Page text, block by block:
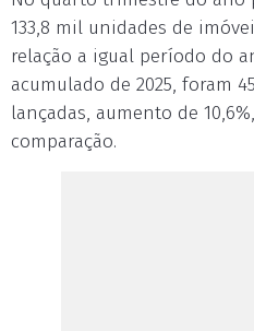
133,8 mil unidades de
relação a igual período do
acumulado de 2025, foram
lançadas, aumento de
comparação.